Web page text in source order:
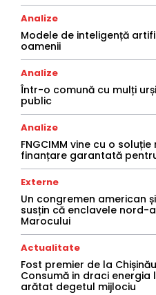
Analize
Modele de inteligență
oamenii
Analize
Într-o comună cu mulți
public
Analize
FNGCIMM vine cu o
finanțare garantată
Externe
Un congremen american
susțin că enclavele nord-
Marocului
Actualitate
Fost premier de la
Consumă in draci energia
arătat degetul mijlociu